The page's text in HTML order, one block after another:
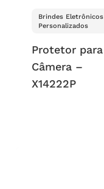
Brindes Eletrônicos
Personalizados
Protetor para
Câmera –
X14222P